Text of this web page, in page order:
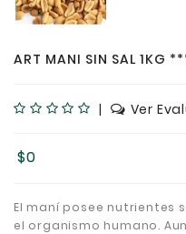
ART MANI SIN SAL 1KG
| Ver
$0
El maní posee nutrientes
el organismo humano.